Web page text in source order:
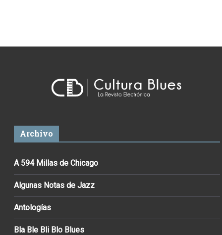
Archivo
A 594 Millas de Chicago
Algunas Notas de Jazz
Antologías
Bla Ble Bli Blo Blues